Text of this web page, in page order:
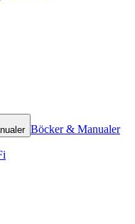
Böcker & Manualer